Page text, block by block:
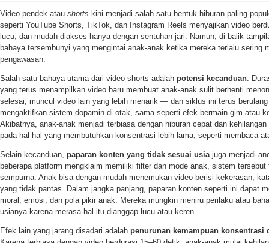
Video pendek atau shorts kini menjadi salah satu bentuk hiburan paling
seperti YouTube Shorts, TikTok, dan Instagram Reels menyajikan video
lucu, dan mudah diakses hanya dengan sentuhan jari. Namun, di balik
bahaya tersembunyi yang mengintai anak-anak ketika mereka terlalu sering
pengawasan.
Salah satu bahaya utama dari video shorts adalah potensi kecanduan.
yang terus menampilkan video baru membuat anak-anak sulit berhenti
selesai, muncul video lain yang lebih menarik — dan siklus ini terus
mengaktifkan sistem dopamin di otak, sama seperti efek bermain gim atau
Akibatnya, anak-anak menjadi terbiasa dengan hiburan cepat dan
pada hal-hal yang membutuhkan konsentrasi lebih lama, seperti membaca
Selain kecanduan, paparan konten yang tidak sesuai usiajuga menjadi
beberapa platform mengklaim memiliki filter dan mode anak, sistem
sempurna. Anak bisa dengan mudah menemukan video berisi kekerasan,
yang tidak pantas. Dalam jangka panjang, paparan konten seperti ini dapat
moral, emosi, dan pola pikir anak. Mereka mungkin meniru perilaku atau
usianya karena merasa hal itu dianggap lucu atau keren.
Efek lain yang jarang disadari adalah penurunan kemampuan konsentrasi